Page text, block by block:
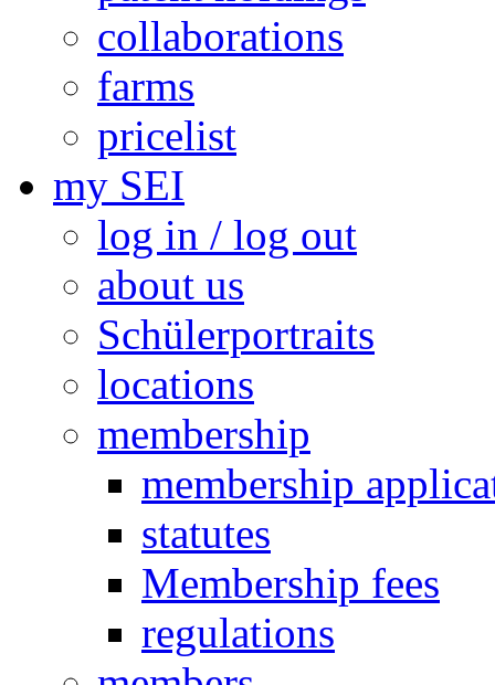
collaborations
farms
pricelist
my SEI
log in / log out
about us
Schülerportraits
locations
membership
membership
statutes
Membership fees
regulations